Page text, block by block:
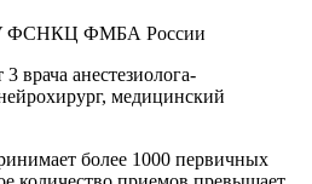
ФСНКЦ ФМБА России
врача анестезиолога-
медицинский
более 1000 первичных